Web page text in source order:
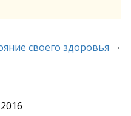
своего здоровья →